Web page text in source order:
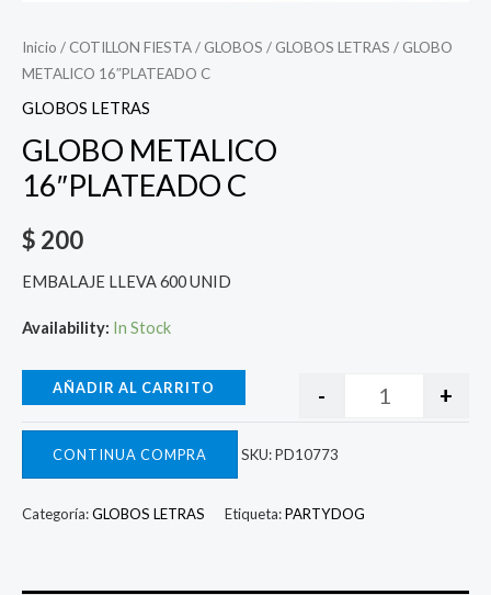
Inicio / COTILLON FIESTA/ GLOBOS / GLOBOS LETRAS / GLOBO
METALICO 16″PLATEADO C
GLOBOS LETRAS
GLOBO METALICO
16″PLATEADO C
$ 200
EMBALAJE LLEVA 600 UNID
Availability: In Stock
- +
AÑADIR AL CARRITO
CONTINUA COMPRA SKU:PD10773
Categoría:GLOBOS LETRAS Etiqueta:PARTYDOG